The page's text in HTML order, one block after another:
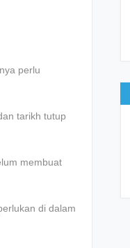
perlu
tarikh tutup
membuat
di dalam